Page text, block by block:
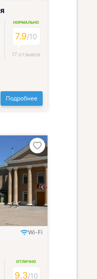
НОРМАЛЬНО
7.9/10
17 отзывов
Подробнее
Wi-Fi
ОТЛИЧНО
9.3/10